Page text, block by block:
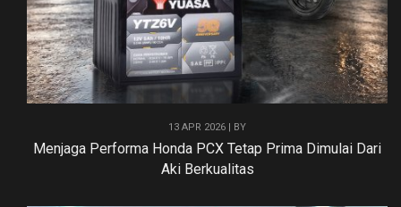
13 APR 2026 | BY
Menjaga Performa Honda PCX Tetap Prima Dimulai Dari
Aki Berkualitas